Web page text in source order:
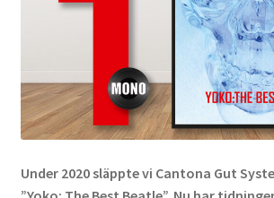
Under 2020 släppte vi Cantona Gut